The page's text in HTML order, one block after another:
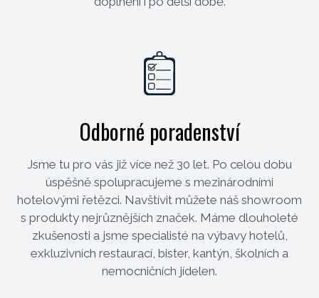
Odborné poradenství
Jsme tu pro vás již více než 30 let. Po celou dobu
úspěšně spolupracujeme s mezinárodními
hotelovými řetězci. Navštívit můžete náš showroom
s produkty nejrůznějších značek. Máme dlouholeté
zkušenosti a jsme specialisté na výbavy hotelů,
exkluzivních restaurací, bister, kantýn, školních a
nemocničních jídelen.